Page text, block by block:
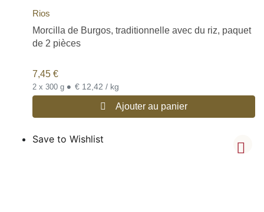
Rios
Morcilla de Burgos, traditionnelle avec du riz, paquet
de 2 pièces
7,45 €
2 x 300 g • € 12,42 / kg
Ajouter au panier
Save to Wishlist